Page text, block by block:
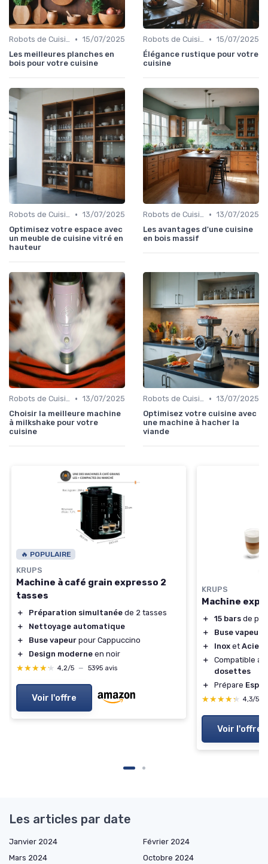
Robots de Cuisine • 15/07/2025
Les meilleures planches en
bois pour votre cuisine
Robots de Cuisine • 15/07/2025
Élégance rustique pour votre
cuisine
Robots de Cuisine • 13/07/2025
Optimisez votre espace avec
un meuble de cuisine vitré en
hauteur
Robots de Cuisine • 13/07/2025
Les avantages d'une cuisine
en bois massif
Robots de Cuisine • 13/07/2025
Choisir la meilleure machine
à milkshake pour votre
cuisine
Robots de Cuisine • 13/07/2025
Optimisez votre cuisine avec
une machine à hacher la
viande
🔥 POPULAIRE
KRUPS
Machine à café grain expresso 2
tasses
＋ Préparation simultanée de 2 tasses
＋
Nettoyage automatique
＋
Buse vapeur pour Cappuccino
＋
Design moderne en noir
★★★★★
★★★★★ 4,2/5 — 5395 avis
Voir l'offre
KRUPS
Machine
＋ 15 bars de
＋
Buse vapeur
＋
Inox et Acier
＋
Compatible
dosettes
＋
Prépare
★★★★★
★★★★★ 4,3/5
Voir l'offre
Les articles par date
Janvier 2024
Février 2024
Mars 2024
Octobre 2024